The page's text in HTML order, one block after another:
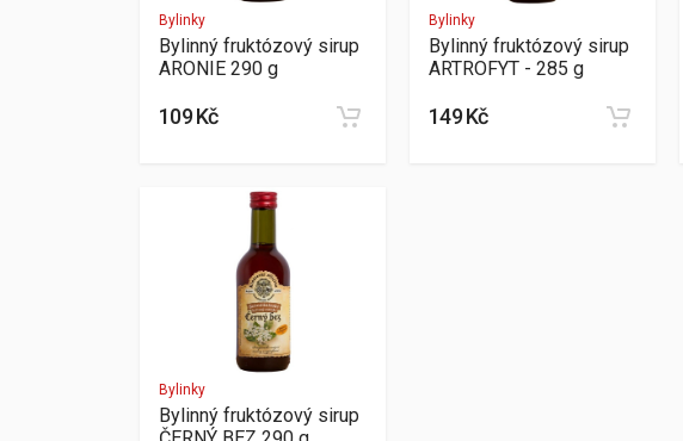
Bylinky
Bylinný fruktózový sirup
ARONIE 290 g
109 Kč
Bylinky
Bylinný fruktózový sirup
ARTROFYT - 285 g
149 Kč
Bylinky
Bylinný fruktózový sirup